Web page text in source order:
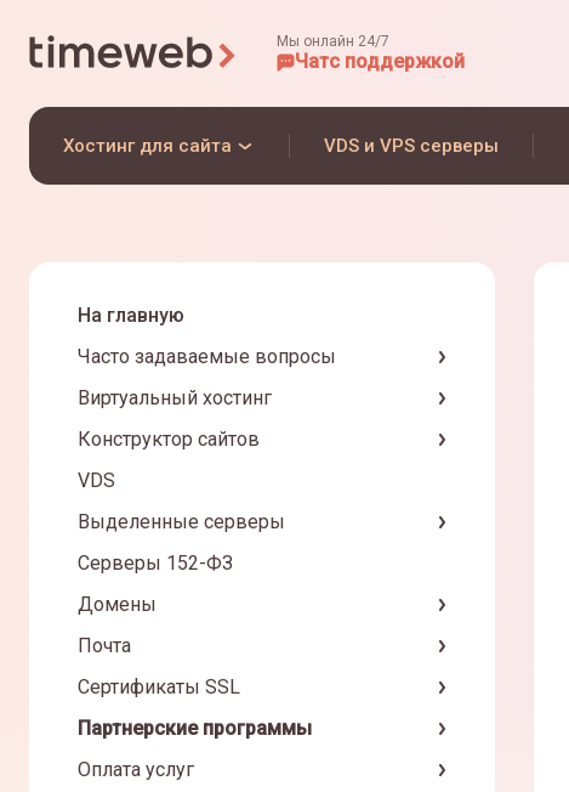
Мы онлайн 24/7
Чатс поддержкой
Хостинг для сайта VDS и VPS серверы
На главную
Часто задаваемые вопросы
Виртуальный хостинг
Конструктор сайтов
VDS
Выделенные серверы
Серверы 152-ФЗ
Домены
Почта
Сертификаты SSL
Партнерские программы
Оплата услуг